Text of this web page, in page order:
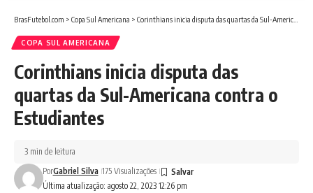
BrasFutebol.com > Copa Sul Americana > Corinthians inicia disputa das quartas da Sul-Americana contra o Estudiantes
COPA SUL AMERICANA
Corinthians inicia disputa das
quartas da Sul-Americana contra o
Estudiantes
Última atualização: agosto 22, 2023 12:26 pm
PorGabriel Silva 175 Visualizações
3 min de leitura